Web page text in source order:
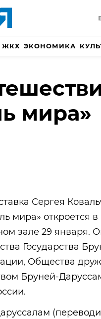
ЖКХ ЭКОНОМИКА
мира»
Сергея
мира» откроется
зале 29 января.
Государства
Общества
Бруней-